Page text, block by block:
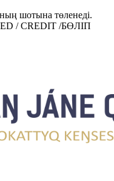
шотына төленеді.
/ CREDIT /БӨЛІП